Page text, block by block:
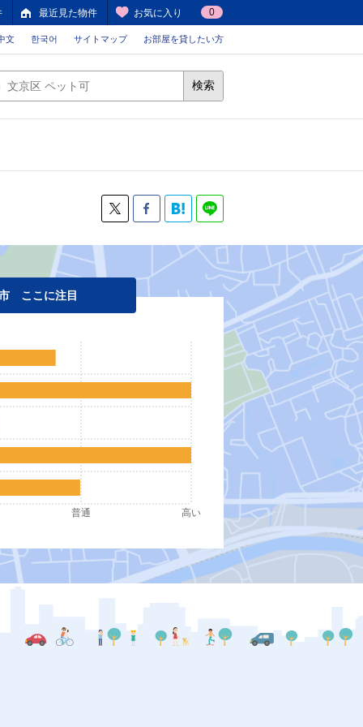
最近見た物件 お気に入り 0
文 한국어 サイトマップ お部屋を貸したい方
検索
ここに注目
普通 高い